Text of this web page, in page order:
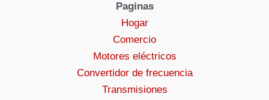
Paginas
Hogar
Comercio
Motores eléctricos
Convertidor de frecuencia
Transmisiones